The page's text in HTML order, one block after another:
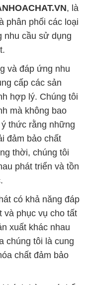
, là
phân phối các loại
nhu cầu sử dụng
và đáp ứng nhu
cấp các sản
hợp lý. Chúng tôi
mà không bao
thức rằng những
đảm bảo chất
thời, chúng tôi
phát triển và tồn
có khả năng đáp
và phục vụ cho tất
xuất khác nhau
chúng tôi là cung
chất đảm bảo